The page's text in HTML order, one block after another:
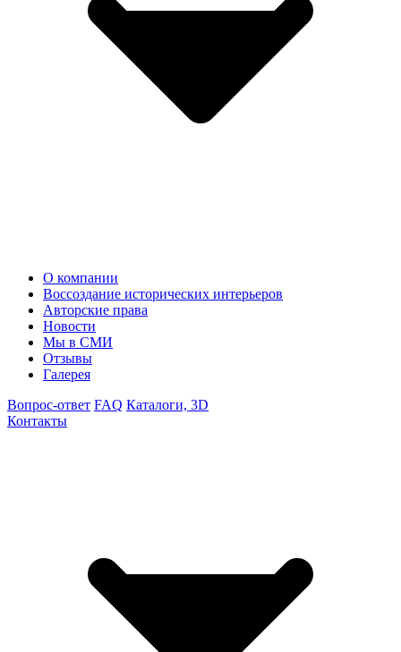
О компании
Воссоздание исторических интерьеров
Авторские права
Новости
Мы в СМИ
Отзывы
Галерея
Вопрос-ответ FAQ Каталоги, 3D
Контакты